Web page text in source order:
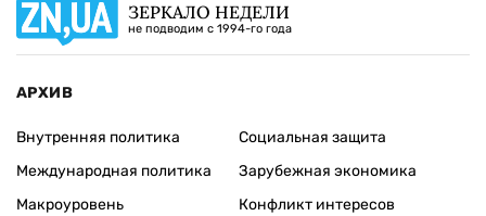
ЗЕРКАЛО НЕДЕЛИ
не подводим с 1994-го года
АРХИВ
Внутренняя политика
Международная политика
Макроуровень
Социальная защита
Зарубежная экономика
Конфликт интересов